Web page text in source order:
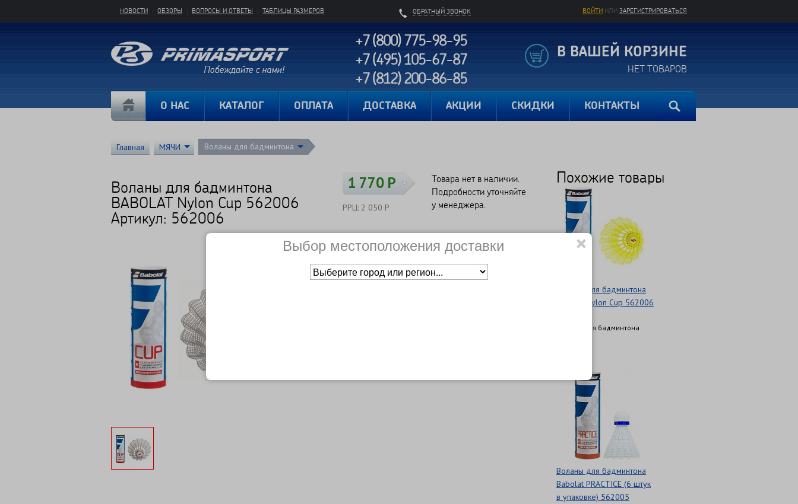
ОБРАТНЫЙ ЗВОНОК ВОЙТИ ИЛИ ЗАРЕГИСТРИРОВАТЬСЯ
НОВОСТИ ОБЗОРЫ ВОПРОСЫ И ОТВЕТЫ ТАБЛИЦЫ РАЗМЕРОВ
+7 (800) 775-98-95
+7 (495) 105-67-87
+7 (812) 200-86-85
В ВАШЕЙ КОРЗИНЕ
НЕТ ТОВАРОВ
О НАС КАТАЛОГ ОПЛАТА ДОСТАВКА АКЦИИ СКИДКИ КОНТАКТЫ
Главная МЯЧИ Воланы для бадминтона
Воланы для бадминтона
BABOLAT Nylon Cup 562006
Артикул: 562006
1 770 Р
РРЦ: 2 050 Р
Товара нет в наличии.
Подробности уточняйте
у менеджера.
Сравнить Нет в наличии
Основное о товаре
Похожие товары
Воланы для бадминтона
Babolat Nylon Cup 562006
Воланы для бадминтона
Воланы для бадминтона
Babolat PRACTICE (6 штук
в упаковке) 562005
Выбор местоположения доставки